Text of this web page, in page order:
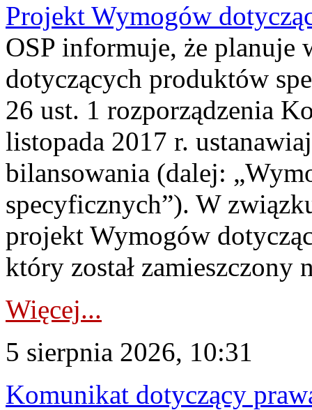
Projekt Wymogów
OSP informuje, że planuje
dotyczących produktów
26 ust. 1 rozporządzenia
listopada 2017 r.
bilansowania (dalej:
specyficznych”). W
projekt Wymogów
który został zamieszczony
Więcej...
5 sierpnia 2026, 10:31
Komunikat dotyczący